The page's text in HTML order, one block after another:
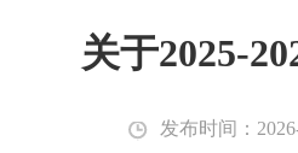
关于2025-
发布时间：